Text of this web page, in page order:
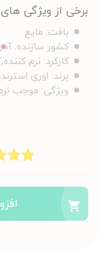
برخی از ویژگی
بافت: مایع
کشور سازنده:
کارکرد: نرم
برند: اوری استرند
ویژگی: موجب